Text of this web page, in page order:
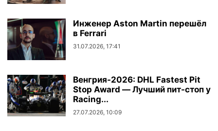
Инженер Aston Martin перешёл
в Ferrari
31.07.2026, 17:41
Венгрия-2026: DHL Fastest Pit
Stop Award — Лучший пит-стоп у
Racing...
27.07.2026, 10:09